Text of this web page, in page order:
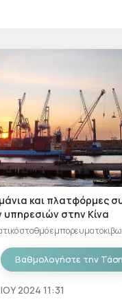
και πλατφόρμες
υπηρεσιών στην Κίνα
σταθμό
Βαθμολογήστε την Τάση
2024 11:31